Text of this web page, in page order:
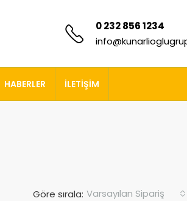
0 232 856 1234
HABERLER İLETIŞIM
Göre sırala: Varsayılan Sipariş